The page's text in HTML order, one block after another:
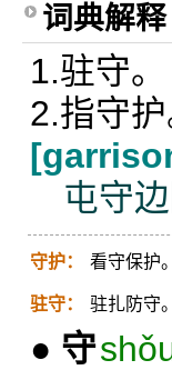
词典解释
1.驻守。
2.指守护
屯守
守护： 看守保护。
驻守： 驻扎防守。
● 守